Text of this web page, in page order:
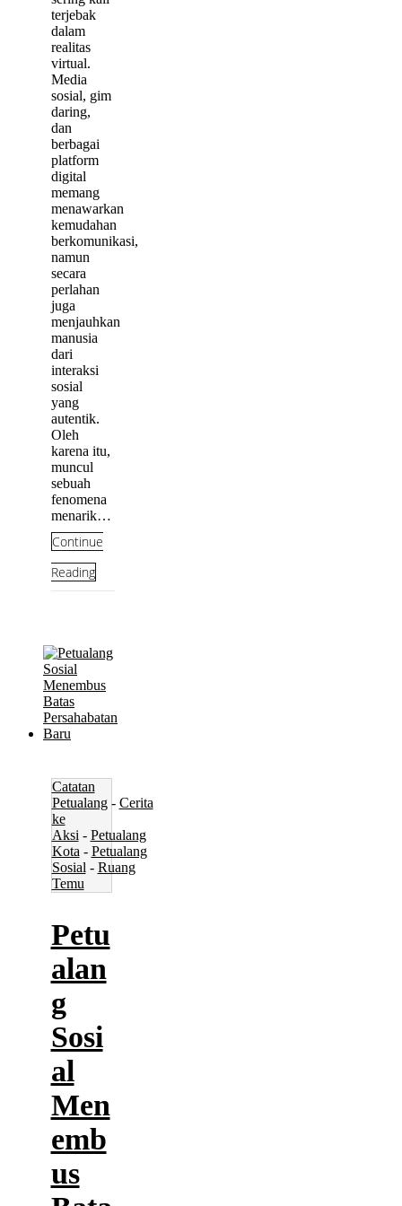
terjebak
dalam
realitas
virtual.
Media
sosial, gim
daring,
dan
berbagai
platform
digital
memang
menawarkan
kemudahan
berkomunikasi,
namun
secara
perlahan
juga
menjauhkan
manusia
dari
interaksi
sosial
yang
autentik.
Oleh
karena itu,
muncul
sebuah
fenomena
menarik…
Continue
Reading
Catatan
Petualang- Cerita
ke
Aksi - Petualang
Kota - Petualang
Sosial - Ruang
Temu
Petu
alan
g
Sosi
al
Men
emb
us